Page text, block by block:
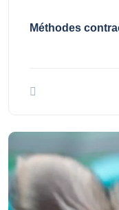
Méthodes